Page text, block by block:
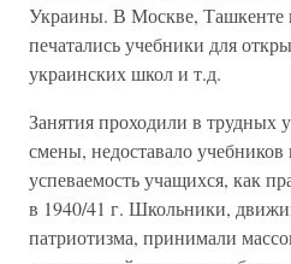
Украины. В Москве, Ташкенте
печатались учебники для
украинских школ и т.д.
Занятия проходили в трудных
смены, недоставало
успеваемость учащихся, как
в 1940/41 г. Школьники,
патриотизма, принимали